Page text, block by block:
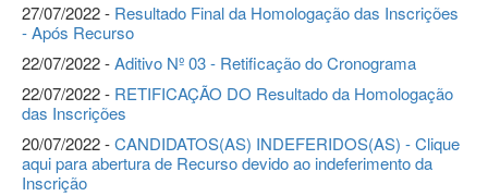
27/07/2022 - Resultado Final da Homologação das Inscrições
- Após Recurso
22/07/2022 -Aditivo Nº 03 - Retificação do Cronograma
22/07/2022 - RETIFICAÇÃO DO Resultado da Homologação
das Inscrições
20/07/2022 -CANDIDATOS(AS) INDEFERIDOS(AS) - Clique
aqui para abertura de Recurso devido ao indeferimento da
Inscrição